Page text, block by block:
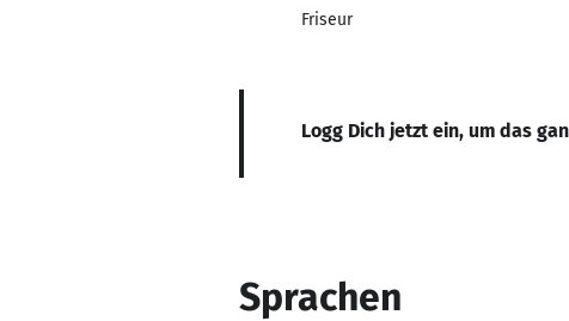
Friseur
Logg Dich jetzt ein, um das
Sprachen